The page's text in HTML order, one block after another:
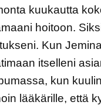
kuukautta
hoitoon.
Kun
itselleni
kun
lääkärille, että